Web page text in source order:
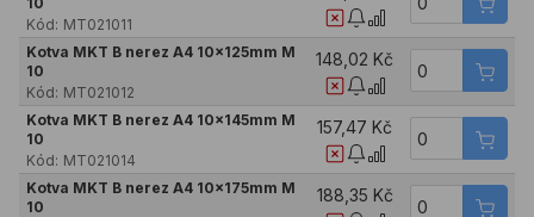
Kód: MT021011
Kotva MKT B nerez A4 10x125mm M
10
Kód: MT021012
148,02 Kč
Kotva MKT B nerez A4 10x145mm M
10
Kód: MT021014
157,47 Kč
Kotva MKT B nerez A4 10x175mm M
10
188,35 Kč